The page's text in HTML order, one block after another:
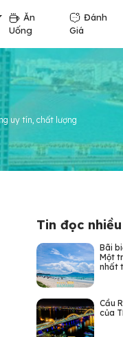
Ăn
Uống
Đánh
Giá
uy tín, chất lượng
Tin đọc nhiều
Bãi
Một
nhất
Cầu
của